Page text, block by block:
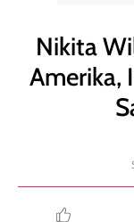
Nikita
Amerika,